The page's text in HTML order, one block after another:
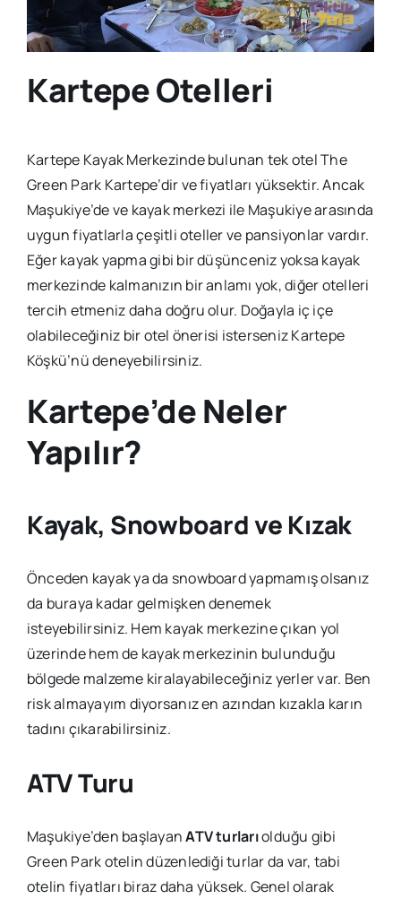
Kartepe Otelleri
Kartepe Kayak Merkezinde bulunan tek otel The
Green Park Kartepe’dir ve fiyatları yüksektir. Ancak
Maşukiye’de ve kayak merkezi ile Maşukiye arasında
uygun fiyatlarla çeşitli oteller ve pansiyonlar vardır.
Eğer kayak yapma gibi bir düşünceniz yoksa kayak
merkezinde kalmanızın bir anlamı yok, diğer otelleri
tercih etmeniz daha doğru olur. Doğayla iç içe
olabileceğiniz bir otel önerisi isterseniz Kartepe
Köşkü’nü deneyebilirsiniz.
Kartepe’de Neler
Yapılır?
Kayak, Snowboard ve Kızak
Önceden kayak ya da snowboard yapmamış olsanız
da buraya kadar gelmişken denemek
isteyebilirsiniz. Hem kayak merkezine çıkan yol
üzerinde hem de kayak merkezinin bulunduğu
bölgede malzeme kiralayabileceğiniz yerler var. Ben
risk almayayım diyorsanız en azından kızakla karın
tadını çıkarabilirsiniz.
ATV Turu
Maşukiye’den başlayanATV turlarıolduğu gibi
Green Park otelin düzenlediği turlar da var, tabi
otelin fiyatları biraz daha yüksek. Genel olarak